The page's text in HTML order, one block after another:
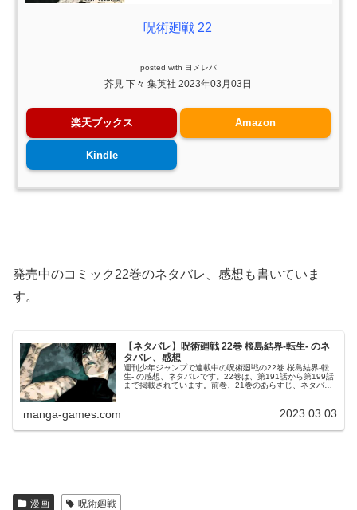
呪術廻戦 22
posted with ヨメレバ
芥見 下々 集英社 2023年03月03日
楽天ブックス Amazon
Kindle
発売中のコミック22巻のネタバレ、感想も書いていま
す。
【ネタバレ】呪術廻戦 22巻 桜島結界-転生- のネ
タバレ、感想
週刊少年ジャンプで連載中の呪術廻戦の22巻 桜島結界-転
生- の感想、ネタバレです。22巻は、第191話から第199話
まで掲載されています。前巻、21巻のあらすじ、ネタバレ
manga-games.com 2023.03.03
漫画 呪術廻戦